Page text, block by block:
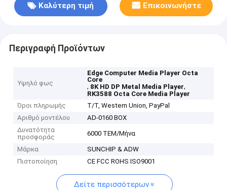
Καλύτερη τιμή Επικοινωνήστε
Περιγραφή Προϊόντων
Υψηλό φως
Edge Computer Media Player Octa
Core
, 8K HD DP Metal Media Player,
RK3588 Octa Core Media Player
Όροι πληρωμής
T/T, Western Union, PayPal
Αριθμό μοντέλου
AD-0160 BOX
Δυνατότητα
προσφοράς
6000 ΤΕΜ/Μήνα
Μάρκα
SUNCHIP & ADW
Πιστοποίηση
CE FCC ROHS ISO9001
Δείτε περισσότερων